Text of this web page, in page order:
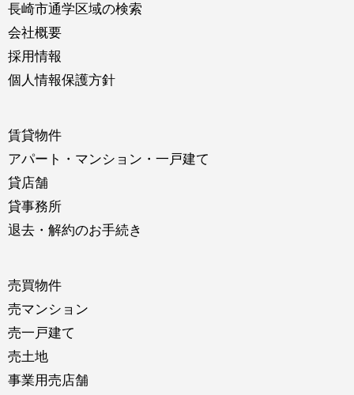
長崎市通学区域の検索
会社概要
採用情報
個人情報保護方針
賃貸物件
アパート・マンション・一戸建て
貸店舗
貸事務所
退去・解約のお手続き
売買物件
売マンション
売一戸建て
売土地
事業用売店舗